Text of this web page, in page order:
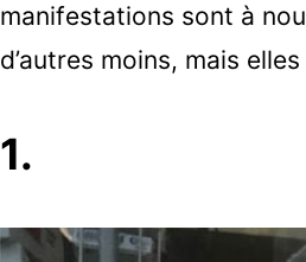
manifestations sont à
d’autres moins, mais
1.